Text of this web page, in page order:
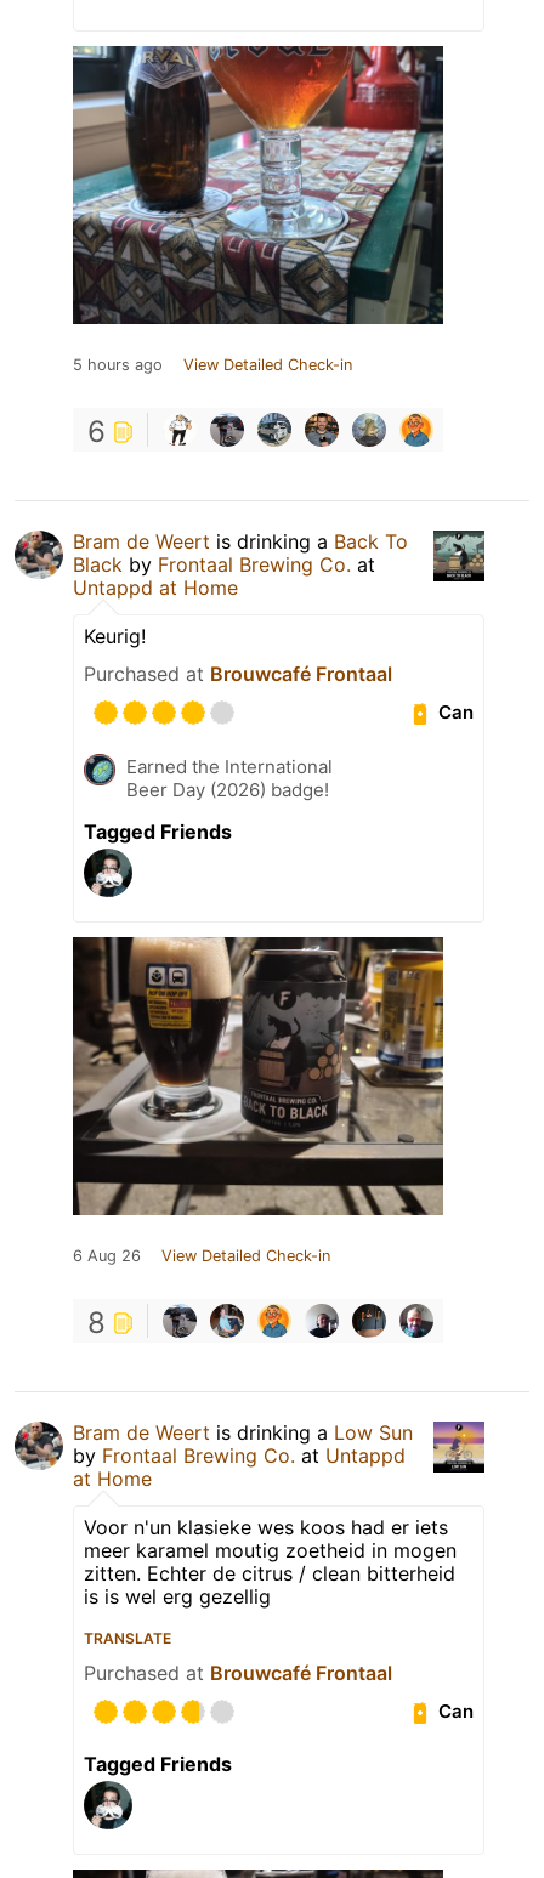
5 hours ago View Detailed Check-in
6
Bram de Weert is drinking a Back To
Black by Frontaal Brewing Co. at
Untappd at Home
Keurig!
Purchased at Brouwcafé Frontaal
Can
Earned the International
Beer Day (2026) badge!
Tagged Friends
6 Aug 26 View Detailed Check-in
8
Bram de Weert is drinking a Low Sun
by Frontaal Brewing Co. at Untappd
at Home
Voor n'un klasieke wes koos had er iets
meer karamel moutig zoetheid in mogen
zitten. Echter de citrus / clean bitterheid
is is wel erg gezellig
TRANSLATE
Purchased at Brouwcafé Frontaal
Can
Tagged Friends